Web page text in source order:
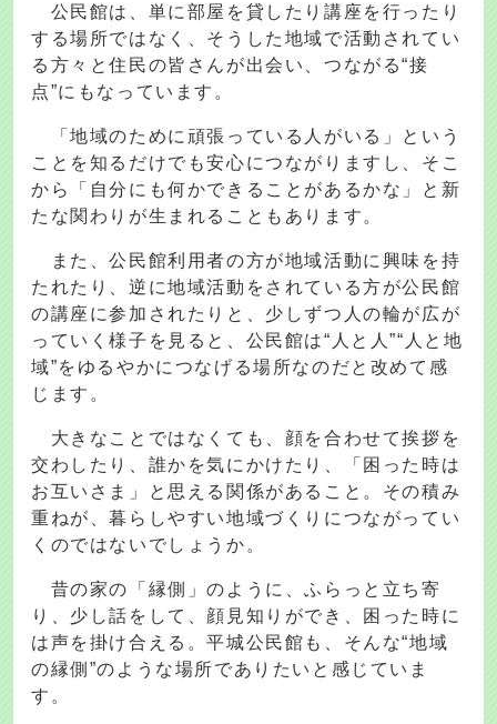
公民館は、単に部屋を貸したり講座を行ったり
する場所ではなく、そうした地域で活動されてい
る方々と住民の皆さんが出会い、つながる“接
点”にもなっています。
「地域のために頑張っている人がいる」という
ことを知るだけでも安心につながりますし、そこ
から「自分にも何かできることがあるかな」と新
たな関わりが生まれることもあります。
また、公民館利用者の方が地域活動に興味を持
たれたり、逆に地域活動をされている方が公民館
の講座に参加されたりと、少しずつ人の輪が広が
っていく様子を見ると、公民館は“人と人”“人と地
域”をゆるやかにつなげる場所なのだと改めて感
じます。
大きなことではなくても、顔を合わせて挨拶を
交わしたり、誰かを気にかけたり、「困った時は
お互いさま」と思える関係があること。その積み
重ねが、暮らしやすい地域づくりにつながってい
くのではないでしょうか。
昔の家の「縁側」のように、ふらっと立ち寄
り、少し話をして、顔見知りができ、困った時に
は声を掛け合える。平城公民館も、そんな“地域
の縁側”のような場所でありたいと感じていま
す。